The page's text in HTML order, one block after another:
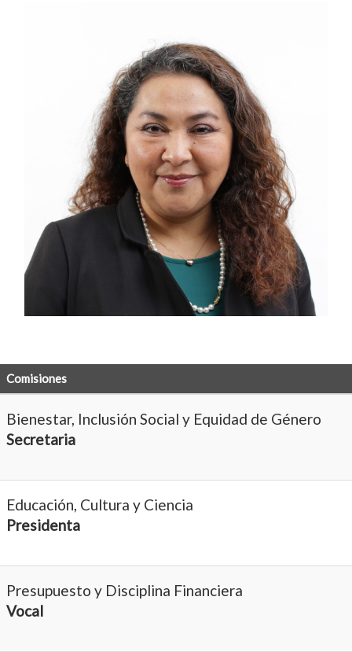
Comisiones
Bienestar, Inclusión Social y Equidad de Género
Secretaria
Educación, Cultura y Ciencia
Presidenta
Presupuesto y Disciplina Financiera
Vocal